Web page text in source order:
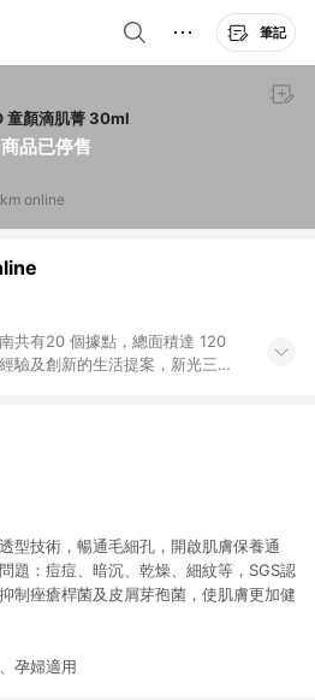
筆記
商品已停售
童顏滴肌菁 30ml
online
共有20 個據點，總面積達 120
驗及創新的生活提案，新光三越
社會責任，為人們帶來更愉悅美
型技術，暢通毛細孔，開啟肌膚保養通
題：痘痘、暗沉、乾燥、細紋等，SGS認
制痤瘡桿菌及皮屑芽孢菌，使肌膚更加健
孕婦適用